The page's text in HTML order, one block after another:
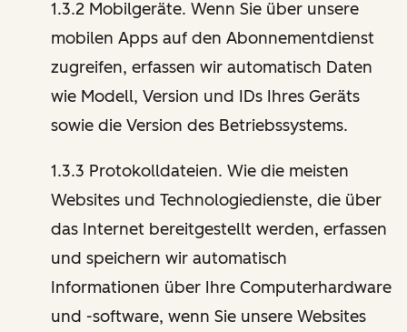
1.3.2 Mobilgeräte. Wenn Sie über unsere
mobilen Apps auf den Abonnementdienst
zugreifen, erfassen wir automatisch Daten
wie Modell, Version und IDs Ihres Geräts
sowie die Version des Betriebssystems.
1.3.3 Protokolldateien. Wie die meisten
Websites und Technologiedienste, die über
das Internet bereitgestellt werden, erfassen
und speichern wir automatisch
Informationen über Ihre Computerhardware
und -software, wenn Sie unsere Websites